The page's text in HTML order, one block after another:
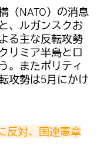
（NATO）の消息
、ルガンスクお
る主な反転攻勢
リミア半島とロ
。またポリティ
攻勢は5月にかけ
反対、国連憲章